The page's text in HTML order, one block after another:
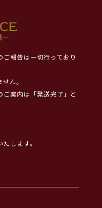
ご報告は一切行っており
ん。
ご案内は「発送完了」と
します。